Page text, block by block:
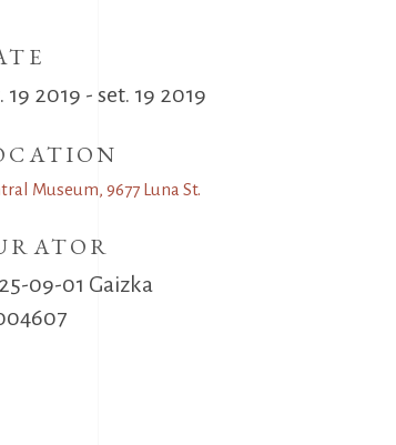
19 2019 - set. 19 2019
Museum, 9677 Luna St.
09-01 Gaizka